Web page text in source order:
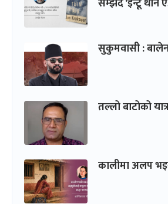
सम्झँदै ‘इन्टू थीन
सुकुमवासी :
तल्लो बाटोको
कालीमा अलप भइन्